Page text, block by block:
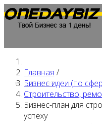
Главная
Главная /
Бизнес идеи (по
Строительство,
Бизнес-план для
успеху